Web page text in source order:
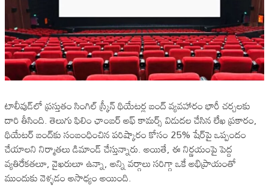
టాలీవుడ్‌లో ప్రస్తుతం సింగిల్ స్క్రీన్ థియేటర్ల బంద్ వ్యవహారం భారీ చర్చలకు
దారి తీసింది. తెలుగు ఫిలిం ఛాంబర్ అఫ్ కామర్స్ విడుదల చేసిన లేఖ ప్రకారం,
థియేటర్ బంద్‌కు సంబంధించిన పరిష్కారం కోసం 25% షేర్‌పై ఒప్పందం
చేయాలని నిర్మాతలు డిమాండ్ చేస్తున్నారు. అయితే, ఈ నిర్ణయంపై పెద్ద
వ్యతిరేకతలూ, వైఖరులూ ఉన్నా, అన్ని వర్గాలు సరిగ్గా ఒకే అభిప్రాయంతో
ముందుకు వెళ్ళడం అసాధ్యం అయింది.